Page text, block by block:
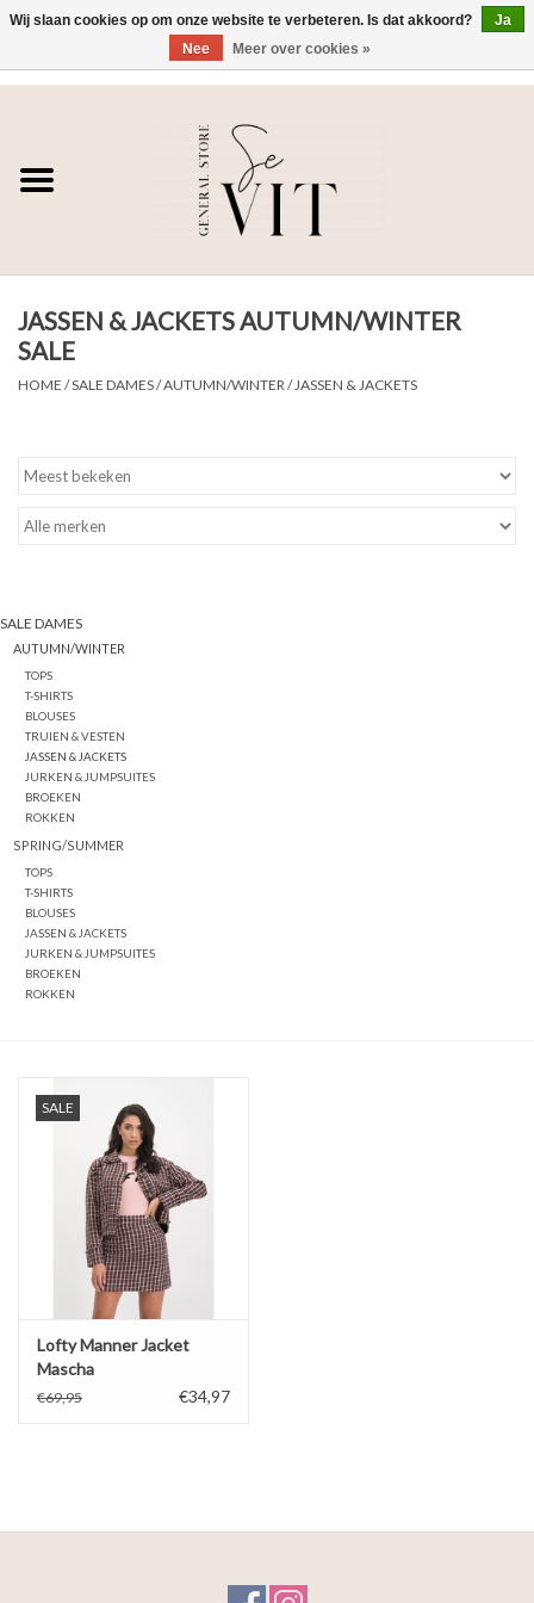
SE VIT
HEREN
WONEN
SALE HEREN
JASSEN & JACKETS AUTUMN/WINTER
SALE
HOME /SALE DAMES/AUTUMN/WINTER / JASSEN & JACKETS
SALE DAMES
AUTUMN/WINTER
TOPS
T-SHIRTS
BLOUSES
TRUIEN & VESTEN
JASSEN & JACKETS
JURKEN & JUMPSUITES
BROEKEN
ROKKEN
SPRING/SUMMER
TOPS
T-SHIRTS
BLOUSES
JASSEN & JACKETS
JURKEN & JUMPSUITES
BROEKEN
ROKKEN
SALE
Lofty Manner Jacket
Mascha
€69,95 €34,97
Wij slaan cookies op om onze website te verbeteren. Is dat akkoord?
Ja
Nee
Meer over cookies »